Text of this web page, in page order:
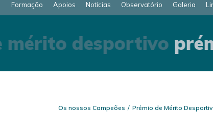
Formação Apoios Notícias Observatório Galeria
desportivo
Os nossos Campeões Prémio de Mérito